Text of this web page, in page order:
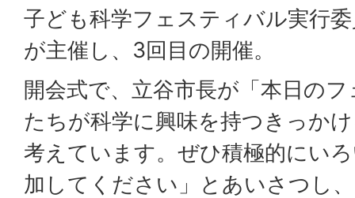
子ども科学フェスティバル実行
が主催し、3回目の開催。
開会式で、立谷市長が「本日の
たちが科学に興味を持つきっか
考えています。ぜひ積極的にい
加してください」とあいさつし